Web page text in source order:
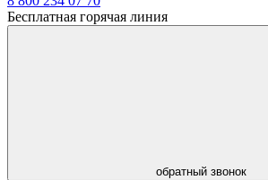
Бесплатная горячая линия
обратный звонок